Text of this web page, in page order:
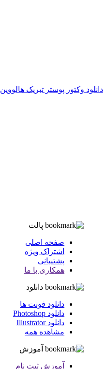
دانلود وکتور پوستر تبریک هالووین
پالت
صفحه اصلی
اشتراک ویژه
پشتیبانی
همکاری با ما
دانلود
دانلود فونت ها
دانلود Photoshop
دانلود Illustrator
مشاهده همه
آموزش
آموزش ثبت نام